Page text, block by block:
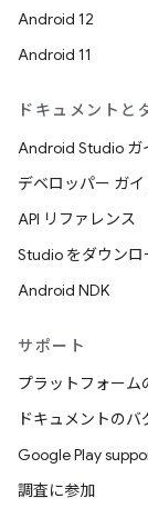
Android 12
Android 11
ドキュメントと
Android Studio ガ
デベロッパー ガイ
API リファレンス
Studio をダウンロ
Android NDK
サポート
プラットフォーム
ドキュメントのバ
Google Play
調査に参加